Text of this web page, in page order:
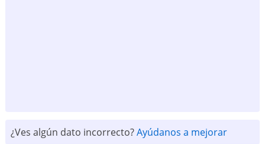
¿Ves algún dato incorrecto?Ayúdanos a mejorar